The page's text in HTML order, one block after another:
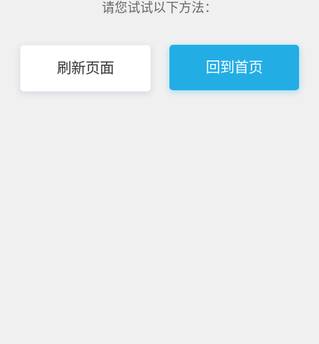
请您试试以下方法：
刷新页面 回到首页